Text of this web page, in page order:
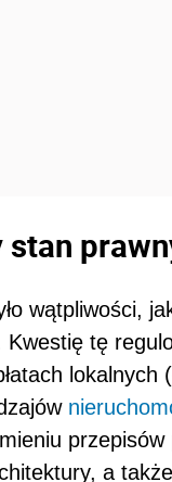
wątpliwości,
Kwestię tę
a